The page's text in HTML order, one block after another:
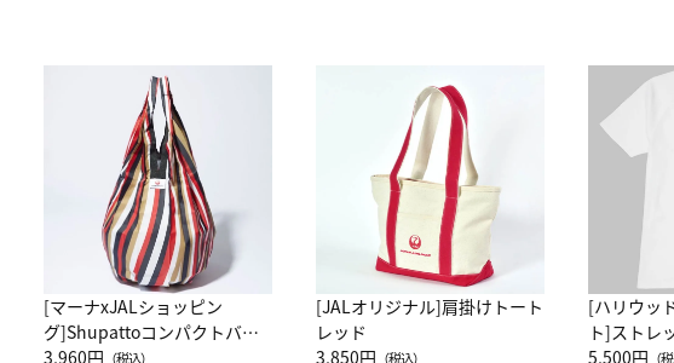
[マーナxJALショッピン
グ]Shupattoコンパクトバッ
グ Drop JAL客室乗務員
3,960円 （税込）
[JALオリジナル]肩掛けトート
レッド
3,850円 （税込）
[ハリウッ
ト]ストレ
ーネック
5,500円 （